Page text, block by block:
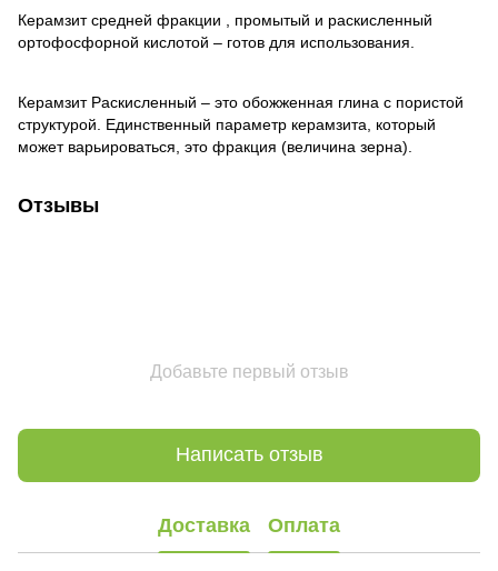
Керамзит средней фракции , промытый и раскисленный
ортофосфорной кислотой – готов для использования.
Керамзит Раскисленный – это обожженная глина с пористой
структурой. Единственный параметр керамзита, который
может варьироваться, это фракция (величина зерна).
Отзывы
Добавьте первый отзыв
Написать отзыв
Доставка Оплата